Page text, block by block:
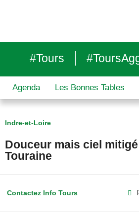
#Tours
Agenda Les Bonnes Tables
Indre-et-Loire
Douceur mais ciel
Touraine
Contactez Info Tours